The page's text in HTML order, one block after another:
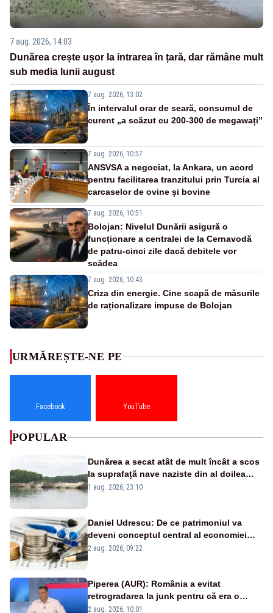
7 aug. 2026, 14:03
Dunărea crește ușor la intrarea în țară, dar rămâne mult
sub media lunii august
7 aug. 2026, 13:02
În intervalul orar de seară, consumul de
curent „a scăzut cu 200-300 de megawați”
7 aug. 2026, 10:57
ANSVSA a negociat, la Ankara, un acord
pentru facilitarea tranzitului prin Turcia al
carcaselor de ovine și bovine
7 aug. 2026, 10:51
Bolojan: Nivelul Dunării asigură o
funcționare a centralei de la Cernavodă
de patru-cinci zile dacă debitele vor
scădea
7 aug. 2026, 10:43
Criza din energie. Cine scapă de măsurile
de raționalizare impuse de Bolojan
URMĂREȘTE-NE PE
Facebook YouTube
POPULAR
Dunărea a secat atât de mult încât a scos
la suprafață nave naziste din al doilea
război mondial
1 aug. 2026, 23:10
Daniel Udrescu: De ce patrimoniul va
deveni conceptul central al economiei
viitoare?
2 aug. 2026, 09:22
Piperea (AUR): România a evitat
retrogradarea la junk pentru că era o
catastrofă pentru bănci și fondurile de
2 aug. 2026, 10:01